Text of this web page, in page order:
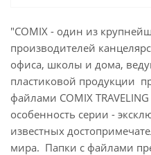
"COMIX - один из
производителей
офиса, школы и дома,
пластиковой продукции
файлами COMIX
особенность серии -
известных
мира. Папки с файлами